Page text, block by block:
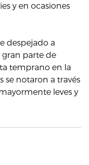
y en ocasiones
despejado a
parte de
temprano en la
se notaron a través
leves y